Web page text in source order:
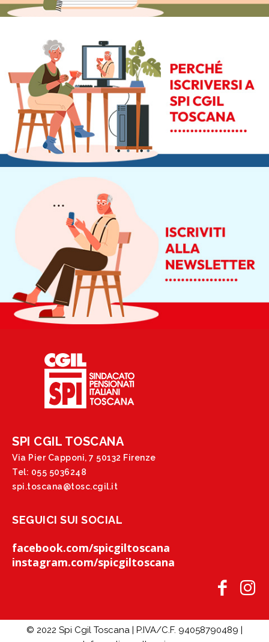
SPI CGIL TOSCANA
Via Pier Capponi, 7 50132 Firenze
Tel: 055 5036248
spi.toscana@tosc.cgil.it
SEGUICI SUI SOCIAL
facebook.com/spicgiltoscana
instagram.com/spicgiltoscana
© 2022 Spi Cgil Toscana | P.IVA/C.F. 94058790489 |